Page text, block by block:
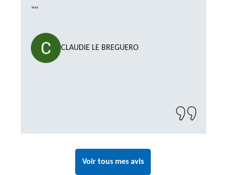
""
CLAUDIE LE BREGUERO
Voir tous mes avis